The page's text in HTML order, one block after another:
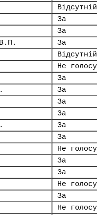
Відсутній
За
За
За
Відсутній
Не
За
За
За
За
За
За
Не
За
За
Не
За
Не